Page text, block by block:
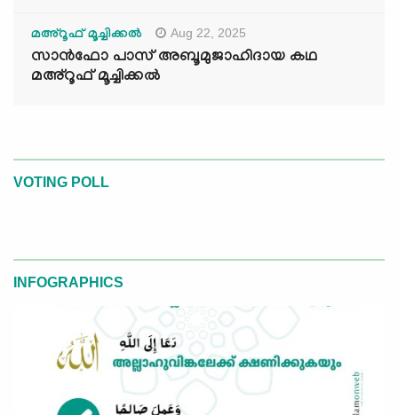
മഅ്റൂഫ് മൂച്ചിക്കല്‍ Aug 22, 2025
സാൻഫോ പാസ് അബൂമുജാഹിദായ കഥ
മഅ്റൂഫ് മൂച്ചിക്കല്‍
VOTING POLL
INFOGRAPHICS